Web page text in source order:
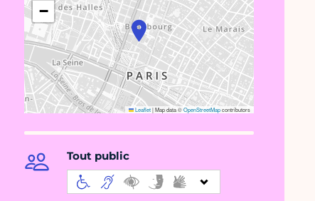
−
Leaflet|Map data ©OpenStreetMapcontributors
Tout public